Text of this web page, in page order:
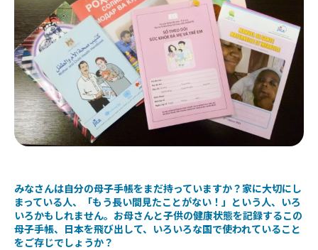
みなさんは自分の母子手帳をまだ持っていますか？家に大切にし
まっている人、「もう長い間見たことがない！」という人、いろ
いろかもしれません。お母さんと子供の健康状態を記録するこの
母子手帳、日本を飛び出して、いろいろな国で使われていること
をご存じでしょうか？